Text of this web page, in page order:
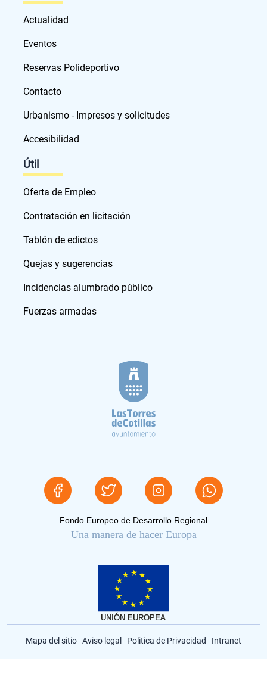
Actualidad
Eventos
Reservas Polideportivo
Contacto
Urbanismo - Impresos y solicitudes
Accesibilidad
Útil
Oferta de Empleo
Contratación en licitación
Tablón de edictos
Quejas y sugerencias
Incidencias alumbrado público
Fuerzas armadas
Fondo Europeo de Desarrollo Regional
Una manera de hacer Europa
Mapa del sitio Aviso legal Politica de Privacidad Intranet